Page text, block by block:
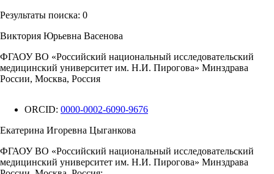
Результаты поиска: 0
Виктория Юрьевна Васенова
ФГАОУ ВО «Российский национальный исследовательский
медицинский университет им. Н.И. Пирогова» Минздрава
России, Москва, Россия
ORCID: 0000-0002-6090-9676
Екатерина Игоревна Цыганкова
ФГАОУ ВО «Российский национальный исследовательский
медицинский университет им. Н.И. Пирогова» Минздрава